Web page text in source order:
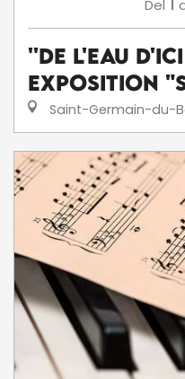
Del
''De l'eau
exposition
Saint-Germain-du-